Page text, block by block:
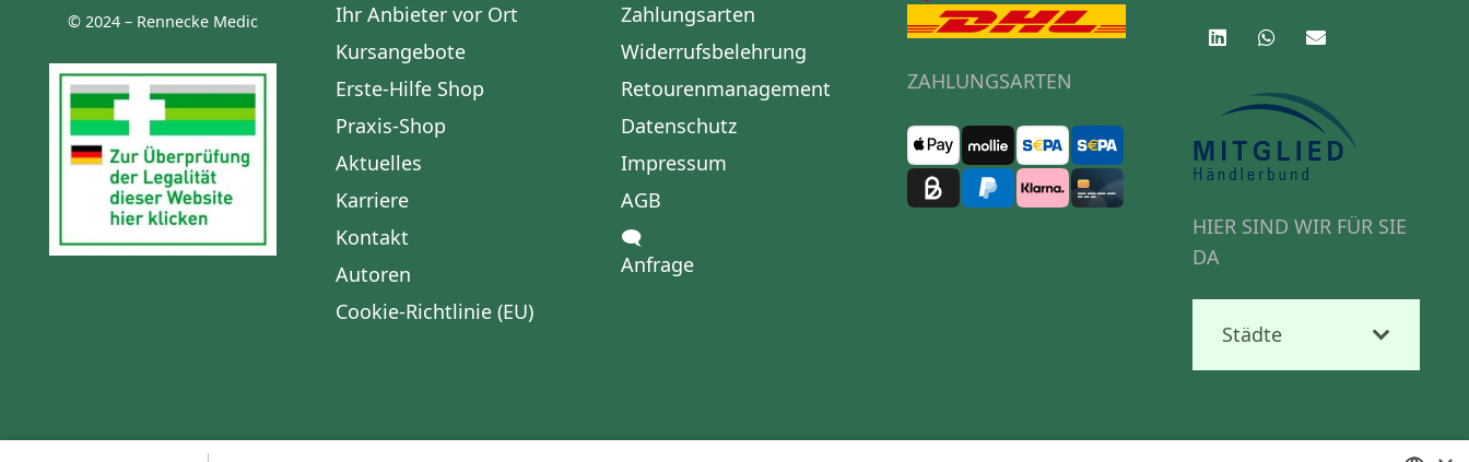
© 2024 – Rennecke Medic
Ihr Anbieter vor Ort
Kursangebote
Erste-Hilfe Shop
Praxis-Shop
Aktuelles
Karriere
Kontakt
Autoren
Cookie-Richtlinie (EU)
Zahlungsarten
Widerrufsbelehrung
Retourenmanagement
Datenschutz
Impressum
AGB
🗨
Anfrage
ZAHLUNGSARTEN
HIER SIND WIR FÜR SIE
DA
Städte